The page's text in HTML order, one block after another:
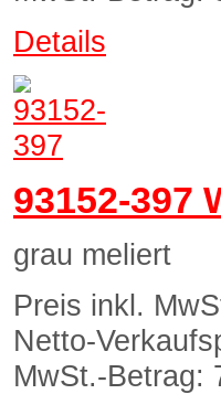
Details
93152-397
grau meliert
Preis inkl.
Netto-
MwSt.-Betrag: